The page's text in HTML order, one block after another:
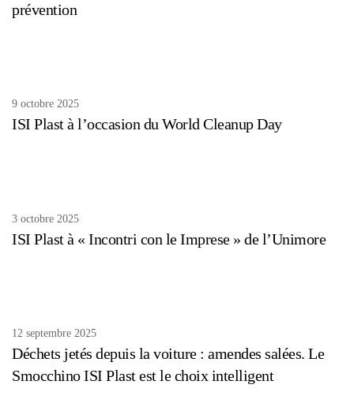
prévention
9 octobre 2025
ISI Plast à l’occasion du World Cleanup Day
3 octobre 2025
ISI Plast à « Incontri con le Imprese » de l’Unimore
12 septembre 2025
Déchets jetés depuis la voiture : amendes salées. Le
Smocchino ISI Plast est le choix intelligent